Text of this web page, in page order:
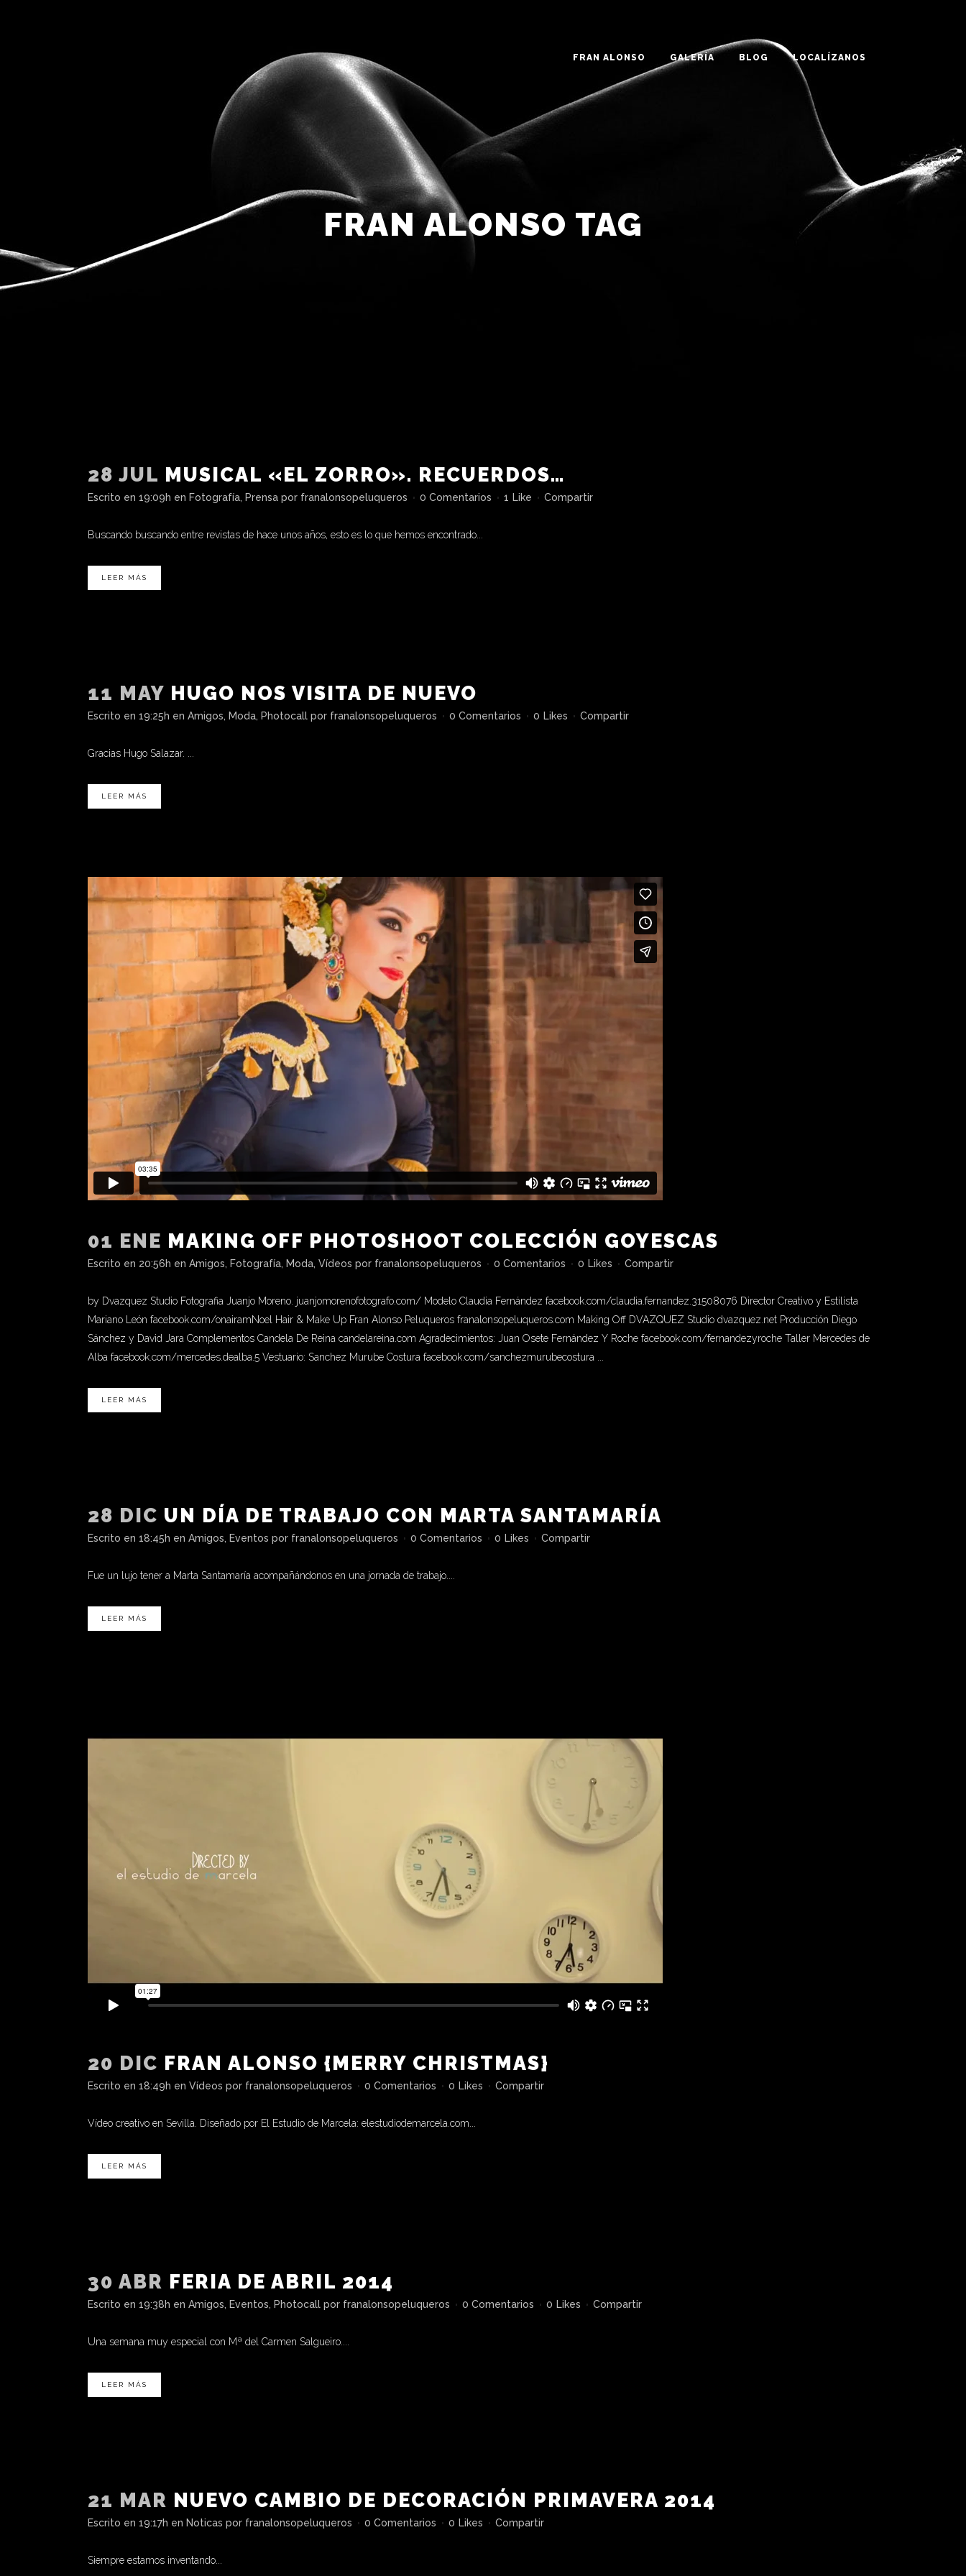
FRAN ALONSO GALERÍA BLOG LOCALÍZANOS
FRAN ALONSO TAG
28 JUL MUSICAL «EL ZORRO». RECUERDOS…
Escrito en 19:09h en Fotografía, Prensa por franalonsopeluqueros 0 Comentarios 1 Like Compartir
Buscando buscando entre revistas de hace unos años, esto es lo que hemos encontrado...
LEER MÁS
11 MAY HUGO NOS VISITA DE NUEVO
Escrito en 19:25h en Amigos, Moda, Photocall por franalonsopeluqueros 0 Comentarios 0 Likes Compartir
Gracias Hugo Salazar. ...
LEER MÁS
01 ENE MAKING OFF PHOTOSHOOT COLECCIÓN GOYESCAS
Escrito en 20:56h en Amigos, Fotografía, Moda, Vídeos por franalonsopeluqueros 0 Comentarios 0 Likes Compartir
by Dvazquez Studio Fotografia Juanjo Moreno. juanjomorenofotografo.com/ Modelo Claudia Fernández facebook.com/claudia.fernandez.31508076 Director Creativo y Estilista
Mariano León facebook.com/onairamNoel Hair & Make Up Fran Alonso Peluqueros franalonsopeluqueros.com Making Off DVAZQUEZ Studio dvazquez.net Producción Diego
Sánchez y David Jara Complementos Candela De Reina candelareina.com Agradecimientos: Juan Osete Fernández Y Roche facebook.com/fernandezyroche Taller Mercedes de
Alba facebook.com/mercedes.dealba.5 Vestuario: Sanchez Murube Costura facebook.com/sanchezmurubecostura ...
LEER MÁS
28 DIC UN DÍA DE TRABAJO CON MARTA SANTAMARÍA
Escrito en 18:45h en Amigos, Eventos por franalonsopeluqueros 0 Comentarios 0 Likes Compartir
Fue un lujo tener a Marta Santamaría acompañándonos en una jornada de trabajo....
LEER MÁS
20 DIC FRAN ALONSO {MERRY CHRISTMAS}
Escrito en 18:49h en Vídeos por franalonsopeluqueros 0 Comentarios 0 Likes Compartir
Vídeo creativo en Sevilla. Diseñado por El Estudio de Marcela: elestudiodemarcela.com...
LEER MÁS
30 ABR FERIA DE ABRIL 2014
Escrito en 19:38h en Amigos, Eventos, Photocall por franalonsopeluqueros 0 Comentarios 0 Likes Compartir
Una semana muy especial con Mª del Carmen Salgueiro....
LEER MÁS
21 MAR NUEVO CAMBIO DE DECORACIÓN PRIMAVERA 2014
Escrito en 19:17h en Noticas por franalonsopeluqueros 0 Comentarios 0 Likes Compartir
Siempre estamos inventando...